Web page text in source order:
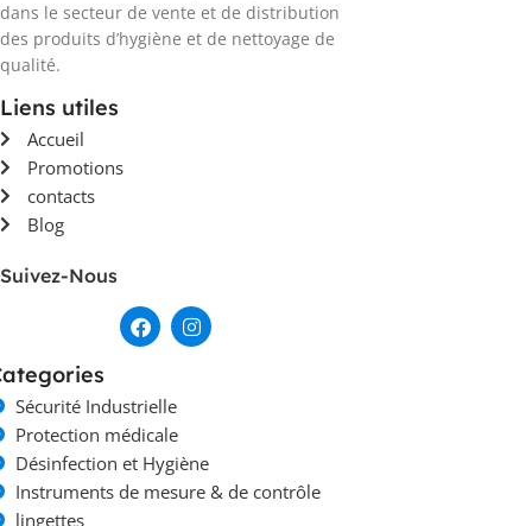
dans le secteur de vente et de distribution
des produits d’hygiène et de nettoyage de
qualité.
Liens utiles
Accueil
Promotions
contacts
Blog
Suivez-Nous
Sécurité Industrielle
Protection médicale
Désinfection et Hygiène
Instruments de mesure & de contrôle
lingettes